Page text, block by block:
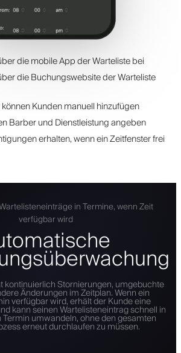
die mobile App der Warteliste bei
die Buchungswebsite der Warteliste
Kunden manuell hinzufügen
Barber und Dienstleistung angeben
erhalten, wenn ein Zeitfenster frei
in Termine, wenn Zeit
verfügbar wird
kontinuierlich Stornierungen, umgebuchte
Änderungen im Zeitplan. Wenn ein
verfügbar wird, erhält der Kunde eine
kann seinen Wartelisteneintrag schnell in
umwandeln, ohne den gesamten
erneut durchlaufen zu müssen.